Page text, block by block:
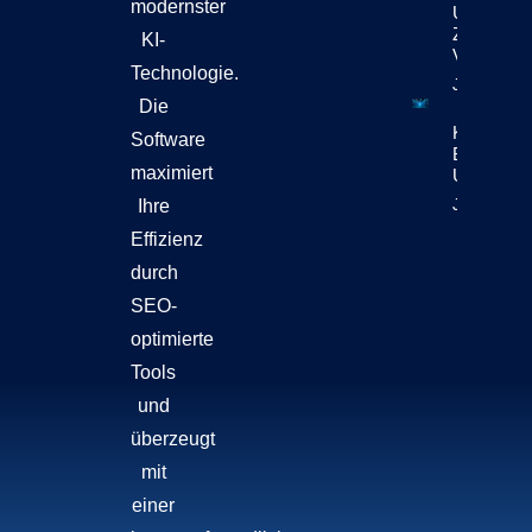
modernster
KI-
Technologie.
Die
Software
maximiert
Ihre
Effizienz
durch
SEO-
optimierte
Tools
und
überzeugt
mit
einer
Und
Zukunft
Verbindet
Jetzt
KI-
Bewegt
Jetzt